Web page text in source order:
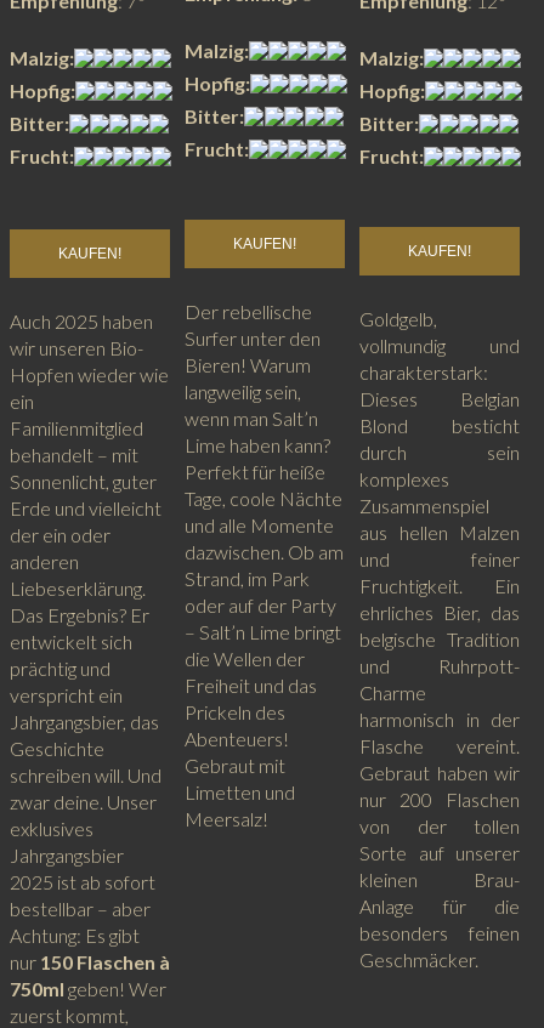
Malzig:
Hopfig:
Bitter:
Frucht:
KAUFEN!
Goldgelb,
vollmundig und
charakterstark:
Dieses Belgian
Blond besticht
durch sein
komplexes
Zusammenspiel
aus hellen Malzen
und feiner
Fruchtigkeit. Ein
ehrliches Bier, das
belgische Tradition
und Ruhrpott-
Charme
harmonisch in der
Flasche vereint.
Gebraut haben wir
nur 200 Flaschen
von der tollen
Sorte auf unserer
kleinen Brau-
Anlage für die
besonders feinen
Geschmäcker.
Malzig:
Hopfig:
Bitter:
Frucht:
KAUFEN!
Der rebellische
Surfer unter den
Bieren! Warum
langweilig sein,
wenn man Salt’n
Lime haben kann?
Perfekt für heiße
Tage, coole Nächte
und alle Momente
dazwischen. Ob am
Strand, im Park
oder auf der Party
– Salt’n Lime bringt
die Wellen der
Freiheit und das
Prickeln des
Abenteuers!
Gebraut mit
Limetten und
Meersalz!
Malzig:
Hopfig:
Bitter:
Frucht:
KAUFEN!
Auch 2025 haben
wir unseren Bio-
Hopfen wieder wie
ein
Familienmitglied
behandelt – mit
Sonnenlicht, guter
Erde und vielleicht
der ein oder
anderen
Liebeserklärung.
Das Ergebnis? Er
entwickelt sich
prächtig und
verspricht ein
Jahrgangsbier, das
Geschichte
schreiben will. Und
zwar deine. Unser
exklusives
Jahrgangsbier
2025 ist ab sofort
bestellbar – aber
Achtung: Es gibt
nur 150 Flaschen à
750ml geben! Wer
zuerst kommt,